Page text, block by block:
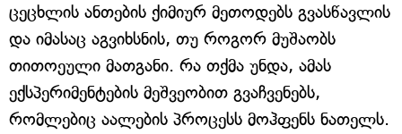
ცეცხლის ანთების ქიმიურ მეთოდებს გვასწავლის
და იმასაც აგვიხსნის, თუ როგორ მუშაობს
თითოეული მათგანი. რა თქმა უნდა, ამას
ექსპერიმენტების მეშვეობით გვაჩვენებს,
რომლებიც აალების პროცესს მოჰფენს ნათელს.